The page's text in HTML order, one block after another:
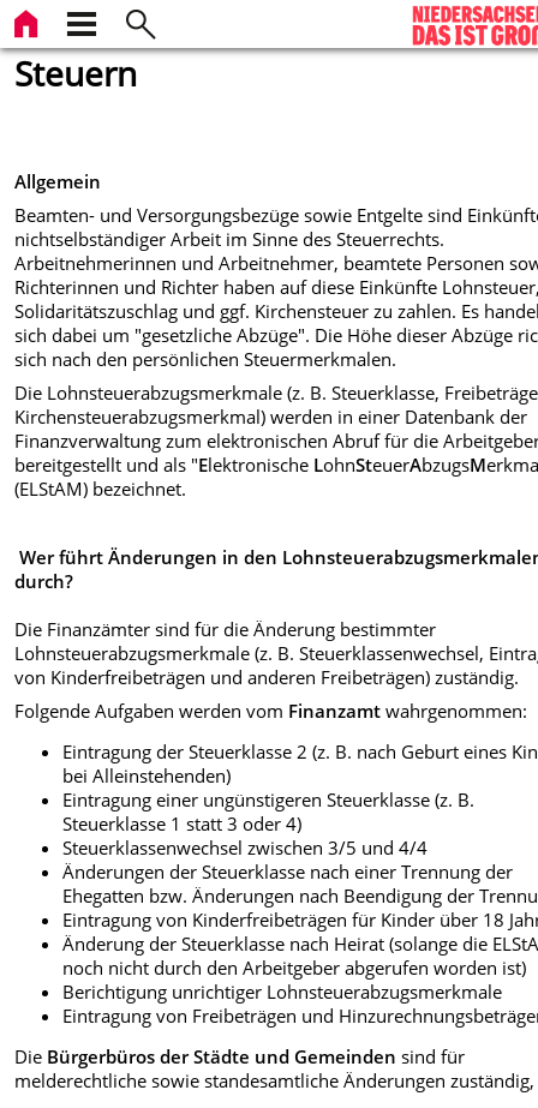
Steuern
Allgemein
Beamten- und Versorgungsbezüge sowie Entgelte sind
nichtselbständiger Arbeit im Sinne des Steuerrechts.
Arbeitnehmerinnen und Arbeitnehmer, beamtete Personen
Richterinnen und Richter haben auf diese Einkünfte
Solidaritätszuschlag und ggf. Kirchensteuer zu zahlen. Es
sich dabei um "gesetzliche Abzüge". Die Höhe dieser Abzüge
sich nach den persönlichen Steuermerkmalen.
Die Lohnsteuerabzugsmerkmale (z. B. Steuerklasse,
Kirchensteuerabzugsmerkmal) werden in einer Datenbank der
Finanzverwaltung zum elektronischen Abruf für die
bereitgestellt und als "Elektronische LohnSteuerAbzugsM
(ELStAM) bezeichnet.
Wer führt Änderungen in den
durch?
Die Finanzämter sind für die Änderung bestimmter
Lohnsteuerabzugsmerkmale (z. B. Steuerklassenwechsel,
von Kinderfreibeträgen und anderen Freibeträgen) zuständig.
Folgende Aufgaben werden vom Finanzamt wahrgenommen:
Eintragung der Steuerklasse 2 (z. B. nach Geburt eines
bei Alleinstehenden)
Eintragung einer ungünstigeren Steuerklasse (z. B.
Steuerklasse 1 statt 3 oder 4)
Steuerklassenwechsel zwischen 3/5 und 4/4
Änderungen der Steuerklasse nach einer Trennung der
Ehegatten bzw. Änderungen nach Beendigung der
Eintragung von Kinderfreibeträgen für Kinder über 18
Änderung der Steuerklasse nach Heirat (solange die
noch nicht durch den Arbeitgeber abgerufen worden ist)
Berichtigung unrichtiger Lohnsteuerabzugsmerkmale
Eintragung von Freibeträgen und
Die Bürgerbüros der Städte und Gemeinden sind für
melderechtliche sowie standesamtliche Änderungen zuständig,